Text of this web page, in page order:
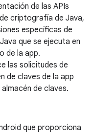
de las APIs
criptografía de Java,
específicas de
que se ejecuta en
de la app.
las solicitudes de
de claves de la app
de claves.
que proporciona